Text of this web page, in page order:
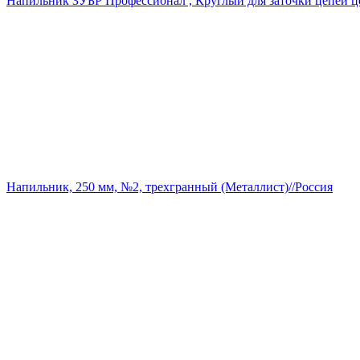
Напильник, 250 мм, №2, трехгранный (Металлист)//Россия